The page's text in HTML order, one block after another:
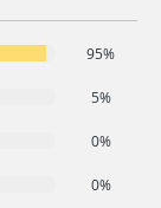
95%
5%
0%
0%